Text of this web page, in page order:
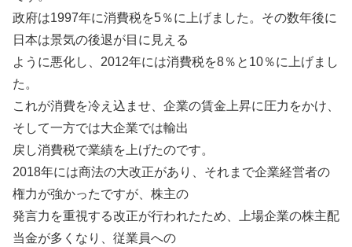
政府は1997年に消費税を5％に上げました。その数年後に
日本は景気の後退が目に見える
ように悪化し、2012年には消費税を8％と10％に上げまし
た。
これが消費を冷え込ませ、企業の賃金上昇に圧力をかけ、
そして一方では大企業では輸出
戻し消費税で業績を上げたのです。
2018年には商法の大改正があり、それまで企業経営者の
権力が強かったですが、株主の
発言力を重視する改正が行われたため、上場企業の株主配
当金が多くなり、従業員への